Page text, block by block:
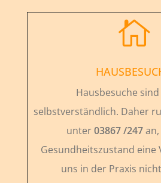

Hausbesuche
selbstverständlich. Daher
unter03867 /247
Gesundheitszustand eine
uns in der Praxis